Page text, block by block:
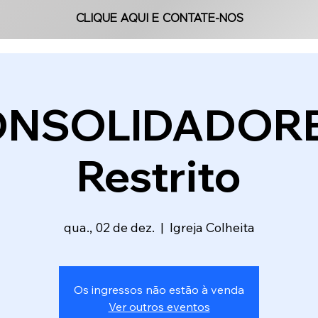
CLIQUE AQUI E CONTATE-NOS
CLIQUE AQUI E CONTATE-NOS
Restrito
qua., 02 de dez.
  |
Igreja Colheita
Os ingressos não estão à venda
Ver outros eventos